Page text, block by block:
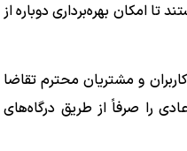
امکان بهره‌برداری دوباره از
و مشتریان محترم تقاضا
را صرفاً از طریق درگاه‌های